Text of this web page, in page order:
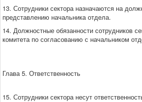
13. Сотрудники сектора назначаются на
представлению начальника отдела.
14. Должностные обязанности сотрудников
комитета по согласованию с начальником
Глава 5. Ответственность
15. Сотрудники сектора несут